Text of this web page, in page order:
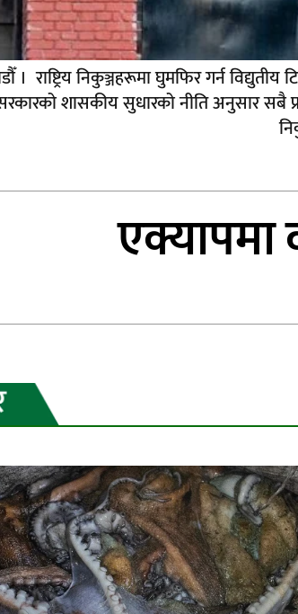
। राष्ट्रिय निकुञ्जहरूमा घुमफिर गर्न
शासकीय सुधारको नीति अनुसार सबै
एक्यापमा